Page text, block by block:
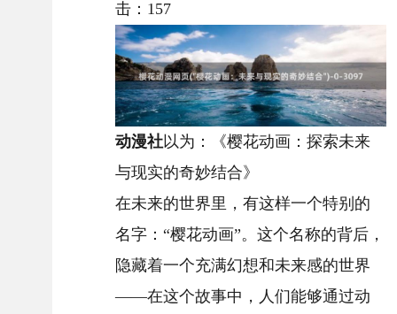
击： 157
动漫社以为：《樱花动画：探索未来
与现实的奇妙结合》
在未来的世界里，有这样一个特别的
名字：“樱花动画”。这个名称的背后，
隐藏着一个充满幻想和未来感的世界
——在这个故事中，人们能够通过动